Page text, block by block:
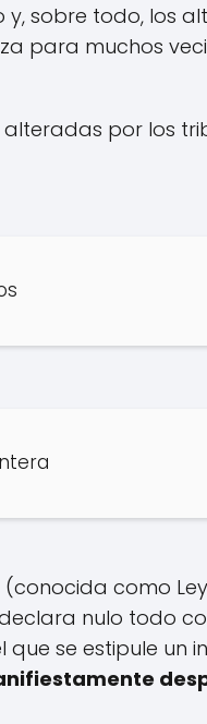
sobre todo, los
para muchos
por los
(conocida como
nulo todo
se estipule un